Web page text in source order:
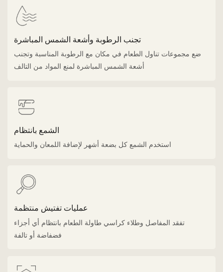
تجنب الرطوبة وأشعة الشمس المباشرة
ضع مجموعات تناول الطعام في مكان مع الرطوبة المناسبة وتجنب
أشعة الشمس المباشرة لمنع المواد من التالف
الشمع بانتظام
استخدم الشمع كل بضعة أشهر لإضافة اللمعان والحماية
عمليات تفتيش منتظمة
تفقد المفاصل وطلاء كراسي طاولة الطعام بانتظام أي أجزاء
فضفاضة أو تالفة